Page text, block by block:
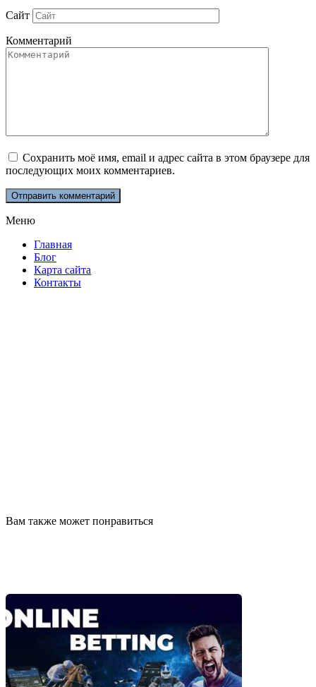
Сайт
Комментарий
Сохранить моё имя, email и адрес сайта в этом браузере для
последующих моих комментариев.
Меню
Главная
Блог
Карта сайта
Контакты
Вам также может понравиться